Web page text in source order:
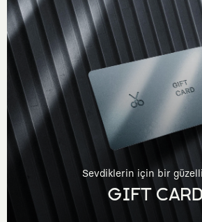
Sevdiklerin için bir
GIFT CARD